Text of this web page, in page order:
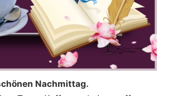
Nachmittag.